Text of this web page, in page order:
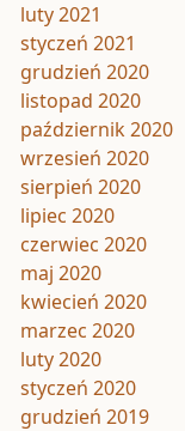
luty 2021
styczeń 2021
grudzień 2020
listopad 2020
październik 2020
wrzesień 2020
sierpień 2020
lipiec 2020
czerwiec 2020
maj 2020
kwiecień 2020
marzec 2020
luty 2020
styczeń 2020
grudzień 2019